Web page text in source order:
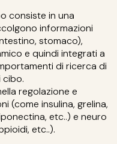
consiste in una
informazioni
stomaco),
e quindi integrati a
di ricerca di
cibo.
regolazione e
(come insulina, grelina,
etc..) e neuro
etc..).